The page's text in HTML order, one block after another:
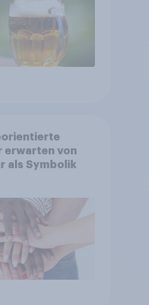
erwarten von
als Symbolik